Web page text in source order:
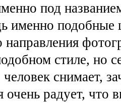
под
именно подобные
направления
стиле, но
снимает,
радует, что